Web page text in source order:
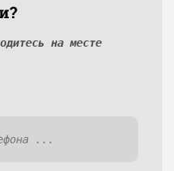
на месте